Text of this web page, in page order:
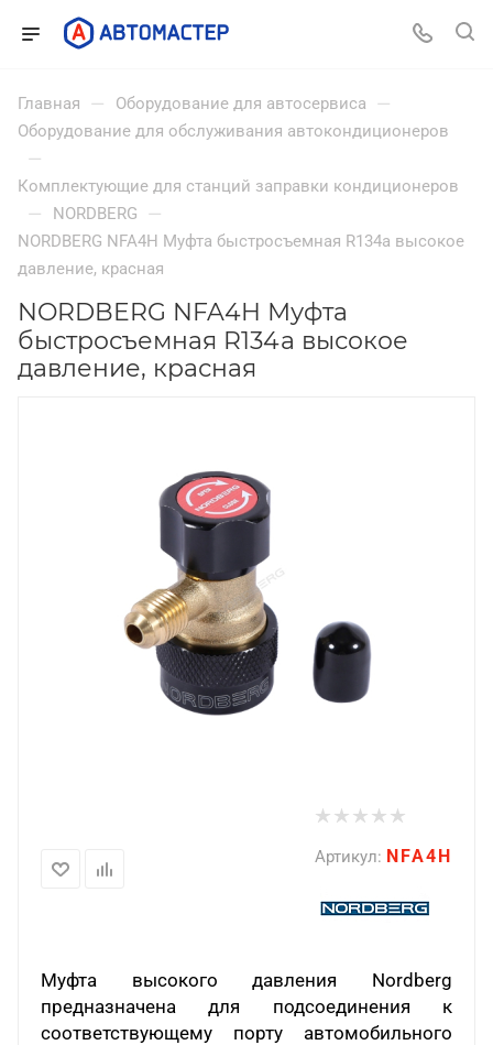
Главная — Оборудование для автосервиса —
Оборудование для обслуживания автокондиционеров
—
Комплектующие для станций заправки кондиционеров
— NORDBERG —
NORDBERG NFA4H Муфта быстросъемная R134a высокое
давление, красная
NORDBERG NFA4H Муфта
быстросъемная R134a высокое
давление, красная
Артикул: NFA4H
Муфта высокого давления Nordberg
предназначена для подсоединения к
соответствующему порту автомобильного